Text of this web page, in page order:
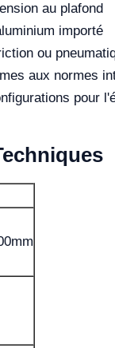
au plafond
importé
ou
aux normes
pour